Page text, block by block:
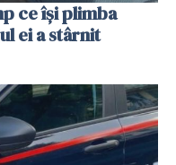
ce își plimba
ei a stârnit